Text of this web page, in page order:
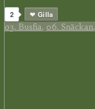
2 Gilla
03. Busfia, 06. Snäckan,